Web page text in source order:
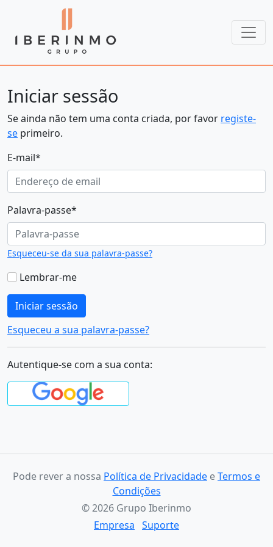
Iniciar sessão
Se ainda não tem uma conta criada, por favor registe-
se primeiro.
E-mail*
Palavra-passe*
Esqueceu-se da sua palavra-passe?
Lembrar-me
Iniciar sessão
Esqueceu a sua palavra-passe?
Autentique-se com a sua conta:
Pode rever a nossa Política de Privacidade eTermos e
Condições
© 2026 Grupo Iberinmo
Empresa Suporte